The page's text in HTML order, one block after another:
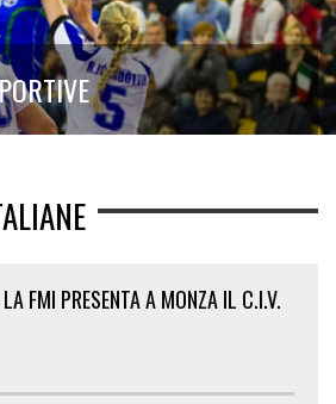
FMI PRESENTA A MONZA IL C.I.V.